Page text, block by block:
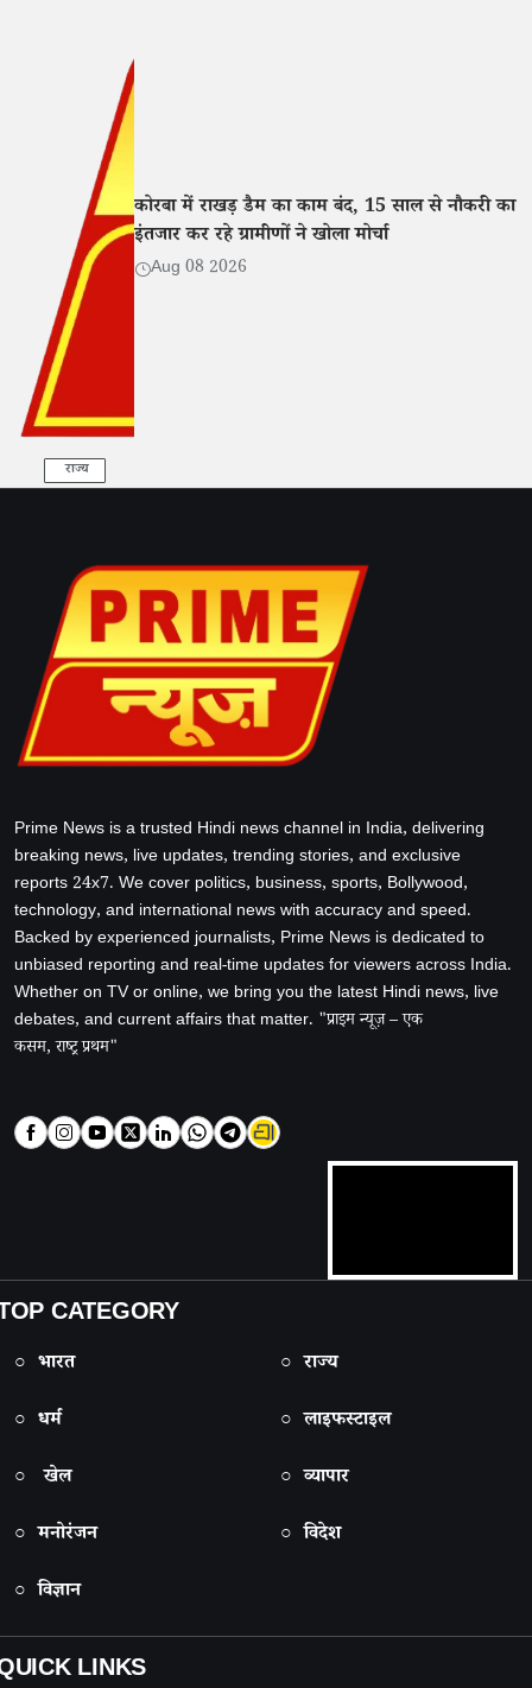
राज्य
कोरबा में राखड़ डैम का काम बंद, 15 साल से नौकरी का
इंतजार कर रहे ग्रामीणों ने खोला मोर्चा
Aug 08 2026
Prime News is a trusted Hindi news channel in India, delivering
breaking news, live updates, trending stories, and exclusive
reports 24x7. We cover politics, business, sports, Bollywood,
technology, and international news with accuracy and speed.
Backed by experienced journalists, Prime News is dedicated to
unbiased reporting and real-time updates for viewers across India.
Whether on TV or online, we bring you the latest Hindi news, live
debates, and current affairs that matter. "प्राइम न्यूज़ – एक
कसम, राष्ट्र प्रथम"
CATEGORY
○ भारत
○ राज्य
○ धर्म
○ लाइफस्टाइल
○ खेल
○ व्यापार
○ मनोरंजन
○ विदेश
○ विज्ञान
LINKS